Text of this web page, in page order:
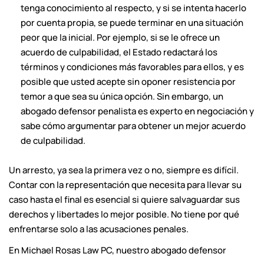
tenga conocimiento al respecto, y si se intenta hacerlo
por cuenta propia, se puede terminar en una situación
peor que la inicial. Por ejemplo, si se le ofrece un
acuerdo de culpabilidad, el Estado redactará los
términos y condiciones más favorables para ellos, y es
posible que usted acepte sin oponer resistencia por
temor a que sea su única opción. Sin embargo, un
abogado defensor penalista es experto en negociación y
sabe cómo argumentar para obtener un mejor acuerdo
de culpabilidad.
Un arresto, ya sea la primera vez o no, siempre es difícil.
Contar con la representación que necesita para llevar su
caso hasta el final es esencial si quiere salvaguardar sus
derechos y libertades lo mejor posible. No tiene por qué
enfrentarse solo a las acusaciones penales.
En Michael Rosas Law PC, nuestro abogado defensor